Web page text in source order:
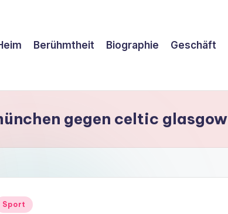
Berühmtheit Biographie Geschäft
gegen celtic glasgow
Sport